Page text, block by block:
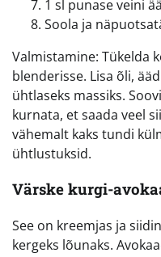
1 sl punase veini
Soola ja
Valmistamine: Tükelda
blenderisse. Lisa õli,
ühtlaseks massiks.
kurnata, et saada veel
vähemalt kaks tundi
ühtlustuksid.
Värske kurgi-
See on kreemjas ja
kergeks lõunaks.